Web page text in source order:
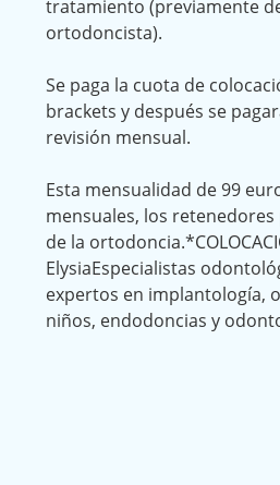
tratamiento (previamente
ortodoncista).
Se paga la cuota de
brackets y después se
revisión mensual.
Esta mensualidad de 99
mensuales, los
de la
ElysiaEspecialistas
expertos en implantología,
niños, endodoncias y